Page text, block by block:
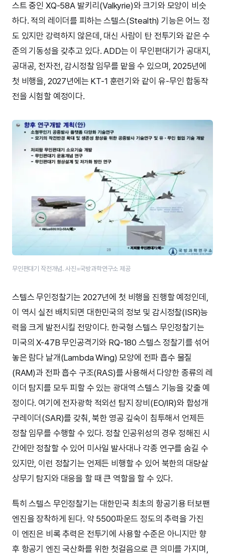
스트 중인 XQ-58A 발키리(Valkyrie)와 크기와 모양이 비슷
하다. 적의 레이더를 피하는 스텔스(Stealth) 기능은 어느 정
도 있지만 강력하지 않은데, 대신 사람이 탄 전투기와 같은 수
준의 기동성을 갖추고 있다. ADD는 이 무인편대기가 공대지,
공대공, 전자전, 감시정찰 임무를 맡을 수 있으며, 2025년에
첫 비행을, 2027년에는 KT-1 훈련기와 같이 유-무인 합동작
전을 시험할 예정이다.
무인편대기 작전개념. 사진=국방과학연구소 제공
스텔스 무인정찰기는 2027년에 첫 비행을 진행할 예정인데,
이 역시 실전 배치되면 대한민국의 정보 및 감시정찰(ISR)능
력을 크게 발전시킬 전망이다. 한국형 스텔스 무인정찰기는
미국의 X-47B 무인공격기와 RQ-180 스텔스 정찰기를 섞어
놓은 람다 날개(Lambda Wing) 모양에 전파 흡수 물질
(RAM)과 전파 흡수 구조(RAS)를 사용해서 다양한 종류의 레
이더 탐지를 모두 피할 수 있는 광대역 스텔스 기능을 갖출 예
정이다. 여기에 전자광학 적외선 탐지 장비(EO/IR)와 합성개
구레이더(SAR)를 갖춰, 북한 영공 깊숙이 침투해서 언제든
정찰 임무를 수행할 수 있다. 정찰 인공위성의 경우 정해진 시
간에만 정찰할 수 있어 미사일 발사대나 각종 연구를 숨길 수
있지만, 이런 정찰기는 언제든 비행할 수 있어 북한의 대량살
상무기 탐지와 대응을 할 때 큰 역할을 할 수 있다.
특히 스텔스 무인정찰기는 대한민국 최초의 항공기용 터보팬
엔진을 장착하게 된다. 약 5500파운드 정도의 추력을 가진
이 엔진은 비록 추력은 전투기에 사용할 수준은 아니지만 향
후 항공기 엔진 국산화를 위한 첫걸음으로 큰 의미를 가지며,